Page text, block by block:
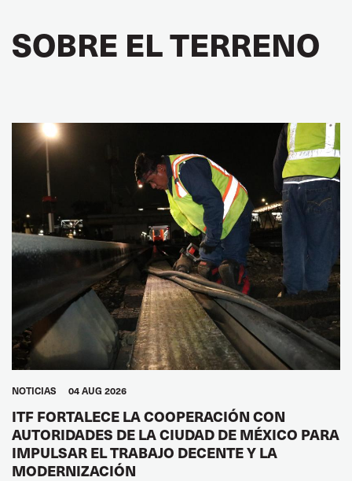
SOBRE EL TERRENO
NOTICIAS 04 AUG 2026
ITF FORTALECE LA COOPERACIÓN CON
AUTORIDADES DE LA CIUDAD DE MÉXICO PARA
IMPULSAR EL TRABAJO DECENTE Y LA
MODERNIZACIÓN